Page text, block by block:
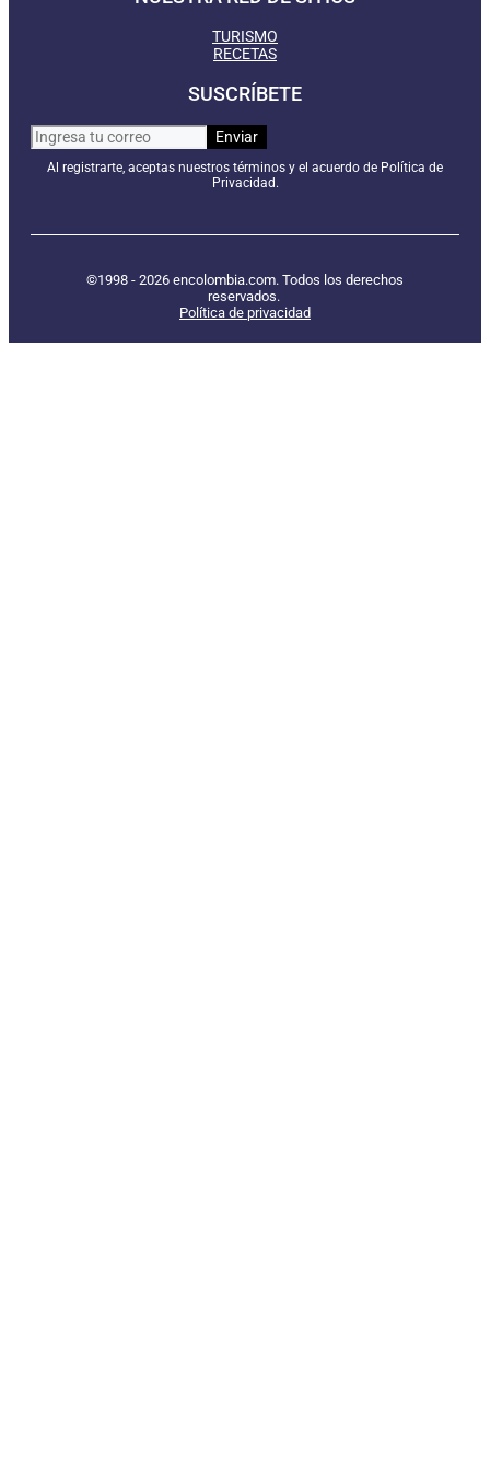
TURISMO
RECETAS
SUSCRÍBETE
Al registrarte, aceptas nuestros términos y el acuerdo de Política de
Privacidad.
©1998 - 2026 encolombia.com. Todos los derechos
reservados.
Política de privacidad